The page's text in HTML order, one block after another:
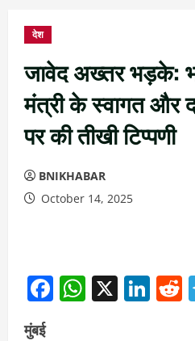
देश
जावेद अख्तर भड़के:
मंत्री के स्वागत और
पर की तीखी टिप्पणी
BNIKHABAR
October 14, 2025
Facebook
X
मुंबई